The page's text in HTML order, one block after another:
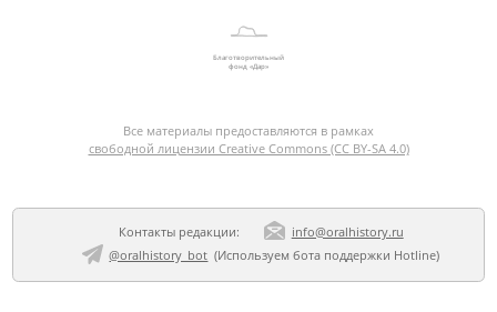
Благотворительный
фонд «Дар»
Все материалы предоставляются в рамках
свободной лицензии Creative Commons (CC BY-SA 4.0)
Контакты редакции:
info@oralhistory.ru
@oralhistory_bot (Используембота поддержки Hotline)